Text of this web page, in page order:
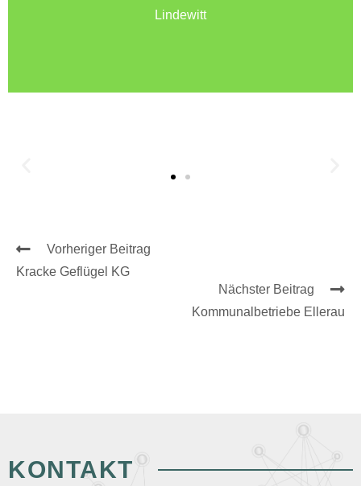
Lindewitt
Vorheriger Beitrag
Kracke Geflügel KG
Nächster Beitrag
Kommunalbetriebe Ellerau
KONTAKT